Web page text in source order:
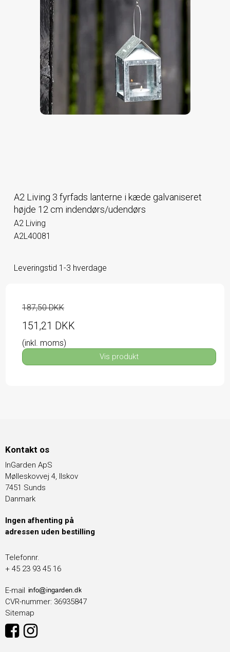
A2 Living 3 fyrfads lanterne i kæde galvaniseret
højde 12 cm indendørs/udendørs
A2 Living
A2L40081
Leveringstid 1-3 hverdage
187,50 DKK
151,21 DKK
(inkl. moms)
Vis produkt
Kontakt os
InGarden ApS
Mølleskovvej 4, Ilskov
7451 Sunds
Danmark
Ingen afhenting på
adressen uden bestilling
Telefonnr.
+ 45 23 93 45 16
E-mail
CVR-nummer: 36935847
Sitemap